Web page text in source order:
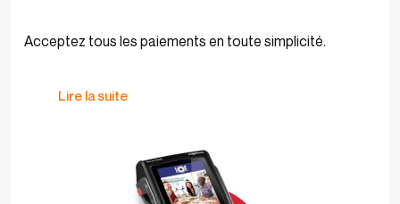
Acceptez tous les paiements en toute simplicité.
Lire la suite